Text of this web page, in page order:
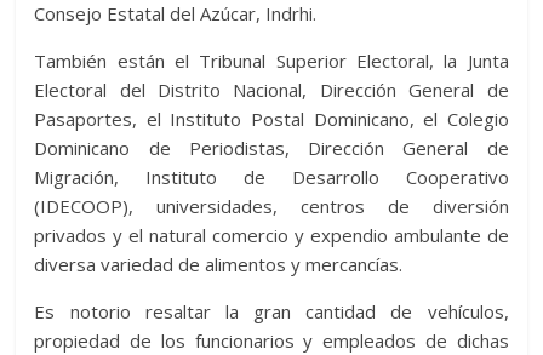
Consejo Estatal del Azúcar, Indrhi.
También están el Tribunal Superior Electoral, la Junta
Electoral del Distrito Nacional, Dirección General de
Pasaportes, el Instituto Postal Dominicano, el Colegio
Dominicano de Periodistas, Dirección General de
Migración, Instituto de Desarrollo Cooperativo
(IDECOOP), universidades, centros de diversión
privados y el natural comercio y expendio ambulante de
diversa variedad de alimentos y mercancías.
Es notorio resaltar la gran cantidad de vehículos,
propiedad de los funcionarios y empleados de dichas